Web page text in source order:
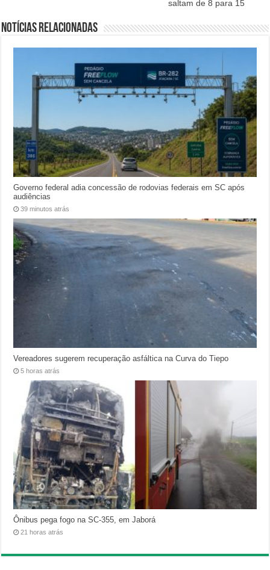
saltam de 8 para 15
Notícias relacionadas
Governo federal adia concessão de rodovias federais em SC após
audiências
39 minutos atrás
Vereadores sugerem recuperação asfáltica na Curva do Tiepo
5 horas atrás
Ônibus pega fogo na SC-355, em Jaborá
21 horas atrás